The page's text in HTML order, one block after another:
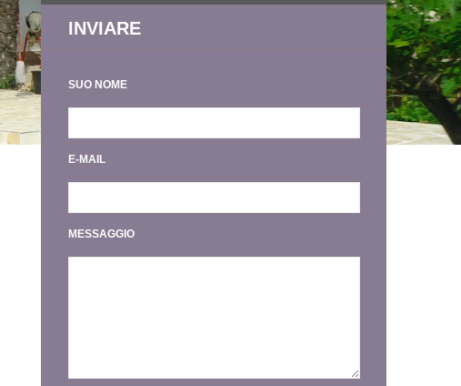
INVIARE
SUO NOME
E-MAIL
MESSAGGIO